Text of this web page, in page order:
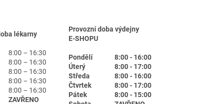
lékarny
8:00 – 16:30
8:00 – 16:30
8:00 – 16:30
8:00 – 16:30
8:00 – 16:30
ZAVŘENO
Provozní doba výdejny
E-SHOPU
Pondělí
8:00 - 16:00
Úterý
8:00 - 17:00
Středa
8:00 - 16:00
Čtvrtek
8:00 - 17:00
Pátek
8:00 - 15:00